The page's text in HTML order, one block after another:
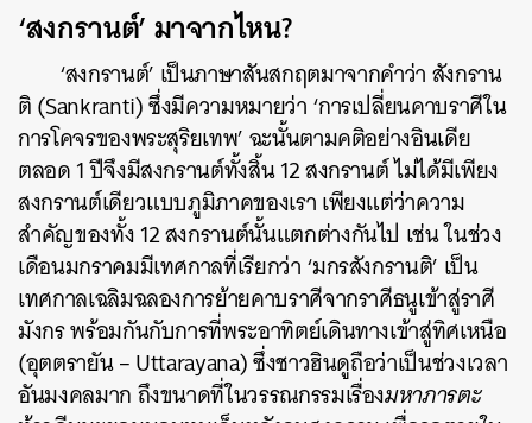
‘สงกรานต์’ มาจากไหน?
‘สงกรานต์’ เป็นภาษาสันสกฤตมาจากคำว่า สังกราน
ติ (Sankranti) ซึ่งมีความหมายว่า ‘การเปลี่ยนคาบราศีใน
การโคจรของพระสุริยเทพ’ ฉะนั้นตามคติอย่างอินเดีย
ตลอด 1 ปีจึงมีสงกรานต์ทั้งสิ้น 12 สงกรานต์ ไม่ได้มีเพียง
สงกรานต์เดียวแบบภูมิภาคของเรา เพียงแต่ว่าความ
สำคัญของทั้ง 12 สงกรานต์นั้นแตกต่างกันไป เช่น ในช่วง
เดือนมกราคมมีเทศกาลที่เรียกว่า ‘มกรสังกรานติ’ เป็น
เทศกาลเฉลิมฉลองการย้ายคาบราศีจากราศีธนูเข้าสู่ราศี
มังกร พร้อมกันกับการที่พระอาทิตย์เดินทางเข้าสู่ทิศเหนือ
(อุตตรายัน – Uttarayana) ซึ่งชาวฮินดูถือว่าเป็นช่วงเวลา
อันมงคลมาก ถึงขนาดที่ในวรรณกรรมเรื่องมหาภารตะ